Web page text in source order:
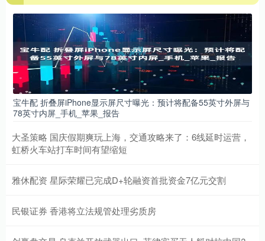
宝牛配 折叠屏iPhone显示屏尺寸曝光：预计将配备55英寸外屏与
78英寸内屏_手机_苹果_报告
大圣策略 国庆假期爽玩上海，交通攻略来了：6线延时运营，
虹桥火车站打车时间有望缩短
雅休配资 星际荣耀已完成D+轮融资首批资金7亿元交割
民银证券 香港将立法规管处理劣质房